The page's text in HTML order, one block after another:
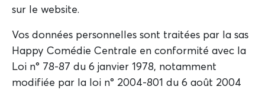
sur le website.
Vos données personnelles sont traitées par la sas
Happy Comédie Centrale en conformité avec la
Loi n° 78-87 du 6 janvier 1978, notamment
modifiée par la loi n° 2004-801 du 6 août 2004